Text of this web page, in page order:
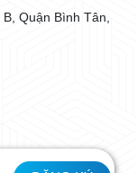
Quận Bình Tân,